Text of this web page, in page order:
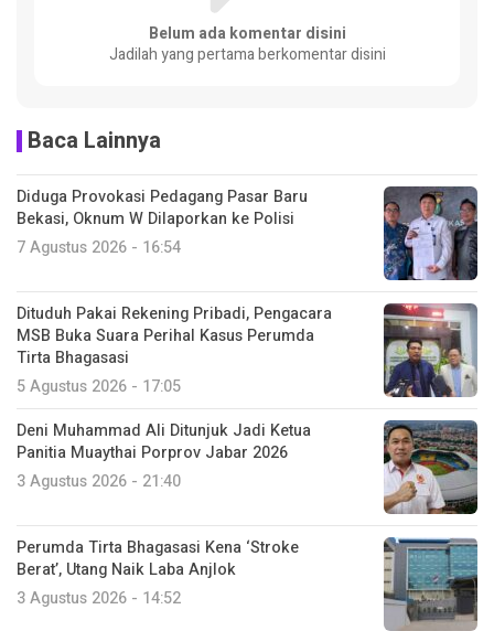
Belum ada komentar disini
Jadilah yang pertama berkomentar disini
Baca Lainnya
Diduga Provokasi Pedagang Pasar Baru
Bekasi, Oknum W Dilaporkan ke Polisi
7 Agustus 2026 - 16:54
Dituduh Pakai Rekening Pribadi, Pengacara
MSB Buka Suara Perihal Kasus Perumda
Tirta Bhagasasi
5 Agustus 2026 - 17:05
Deni Muhammad Ali Ditunjuk Jadi Ketua
Panitia Muaythai Porprov Jabar 2026
3 Agustus 2026 - 21:40
Perumda Tirta Bhagasasi Kena ‘Stroke
Berat’, Utang Naik Laba Anjlok
3 Agustus 2026 - 14:52